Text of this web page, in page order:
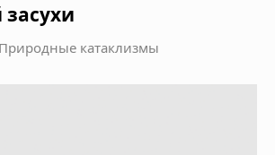
Природные катаклизмы